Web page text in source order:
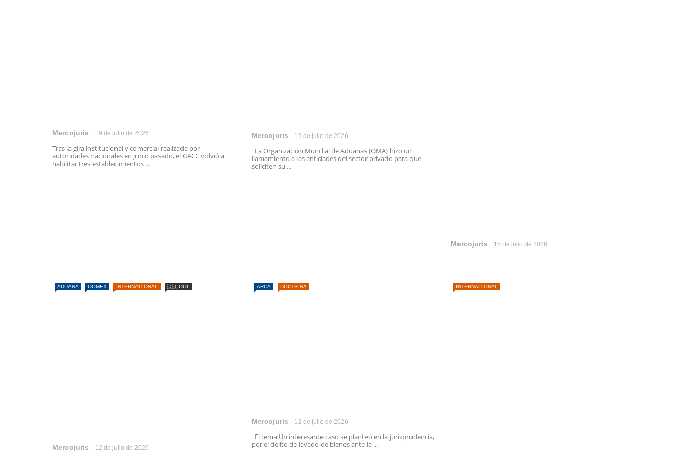
Mercojuris 19 de julio de 2026
Tras la gira institucional y comercial realizada por
autoridades nacionales en junio pasado, el GACC volvió a
habilitar tres establecimientos ...
Mercojuris 19 de julio de 2026
La Organización Mundial de Aduanas (OMA) hizo un
llamamiento a las entidades del sector privado para que
soliciten su ...
Mercojuris 15 de julio de 2026
ADUANA COMEX INTERNACIONAL 🇨🇴 COL
Mercojuris 12 de julio de 2026
ARCA DOCTRINA
Mercojuris 12 de julio de 2026
El tema Un interesante caso se planteó en la jurisprudencia,
por el delito de lavado de bienes ante la ...
INTERNACIONAL